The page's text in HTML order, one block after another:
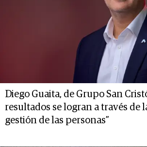
Diego Guaita, de Grupo San
resultados se logran a través de
gestión de las personas”